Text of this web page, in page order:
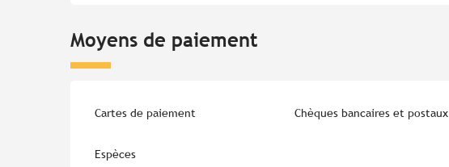
Moyens de paiement
Cartes de paiement Chèques bancaires et postaux
Espèces